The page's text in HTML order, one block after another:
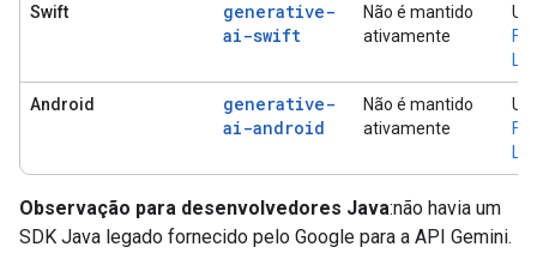
Swift
generative-
ai-swift
Não é mantido
ativamente
Android
generative-
ai-android
Não é mantido
ativamente
Observação para desenvolvedores Java:não havia um
SDK Java legado fornecido pelo Google para a API Gemini.